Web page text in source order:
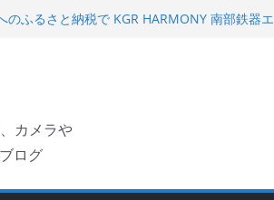
のふるさと納税で KGR HARMONY 南部鉄器エ
なった
200が納車完了！各部をチェックして、スマホ
カメラや
ログ